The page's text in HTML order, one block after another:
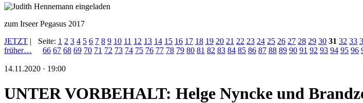
zum Irseer Pegasus 2017
JETZT |
früher…
Seite: 1 2 3 4 5 6 7 8 9 10 11 12 13 14 15 16 17 18 19 20 21 22 23 24 25 26 27 28 29 30 31 32 33
66 67 68 69 70 71 72 73 74 75 76 77 78 79 80 81 82 83 84 85 86 87 88 89 90 91 92 93 94 95 96
14.11.2020 · 19:00
UNTER VORBEHALT: Helge Nyncke und